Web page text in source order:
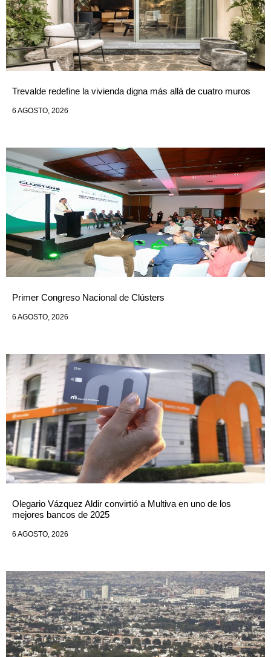
Trevalde redefine la vivienda digna más allá de cuatro muros
6 AGOSTO, 2026
Primer Congreso Nacional de Clústers
6 AGOSTO, 2026
Olegario Vázquez Aldir convirtió a Multiva en uno de los
mejores bancos de 2025
6 AGOSTO, 2026